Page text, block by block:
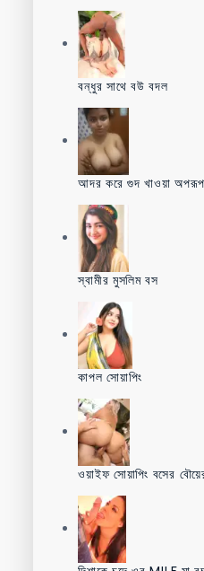
বন্ধুর সাথে বউ বদল
আদর করে গুদ খাওয়া অপরূপ
স্বামীর মুসলিম বস
কাপল সোয়াপিং
ওয়াইফ সোয়াপিং বসের